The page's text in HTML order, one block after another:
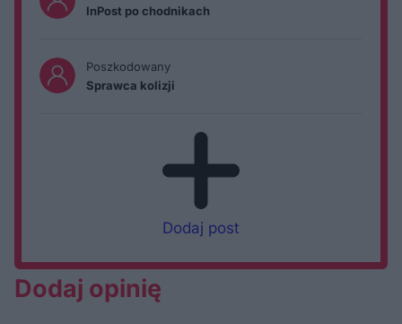
InPost po chodnikach
Poszkodowany
Sprawca kolizji
Dodaj post
Dodaj opinię